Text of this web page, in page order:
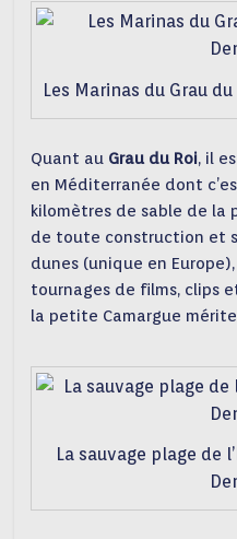
Les Marinas du Grau
Quant au Grau du Roi, il
en Méditerranée dont
kilomètres de sable de la
de toute construction et
dunes (unique en
tournages de films, clips
la petite Camargue
La sauvage plage de